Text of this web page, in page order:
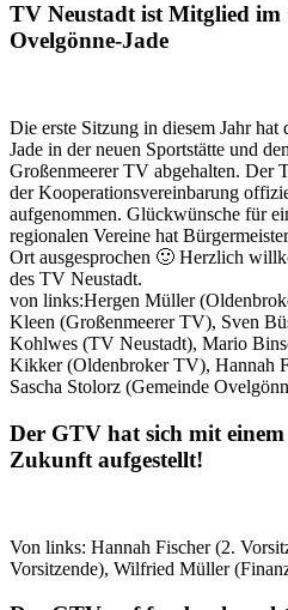
TV Neustadt ist Mitglied
Ovelgönne-Jade
Die erste Sitzung in diesem Jahr
Jade in der neuen Sportstätte und
Großenmeerer TV abgehalten. Der
der Kooperationsvereinbarung
aufgenommen. Glückwünsche für
regionalen Vereine hat
Ort ausgesprochen 🙂 Herzlich
des TV Neustadt.
von links:Hergen Müller
Kleen (Großenmeerer TV), Sven
Kohlwes (TV Neustadt), Mario
Kikker (Oldenbroker TV), Hannah
Sascha Stolorz (Gemeinde
Der GTV hat sich mit
Zukunft aufgestellt!
Von links: Hannah Fischer (2.
Vorsitzende), Wilfried Müller